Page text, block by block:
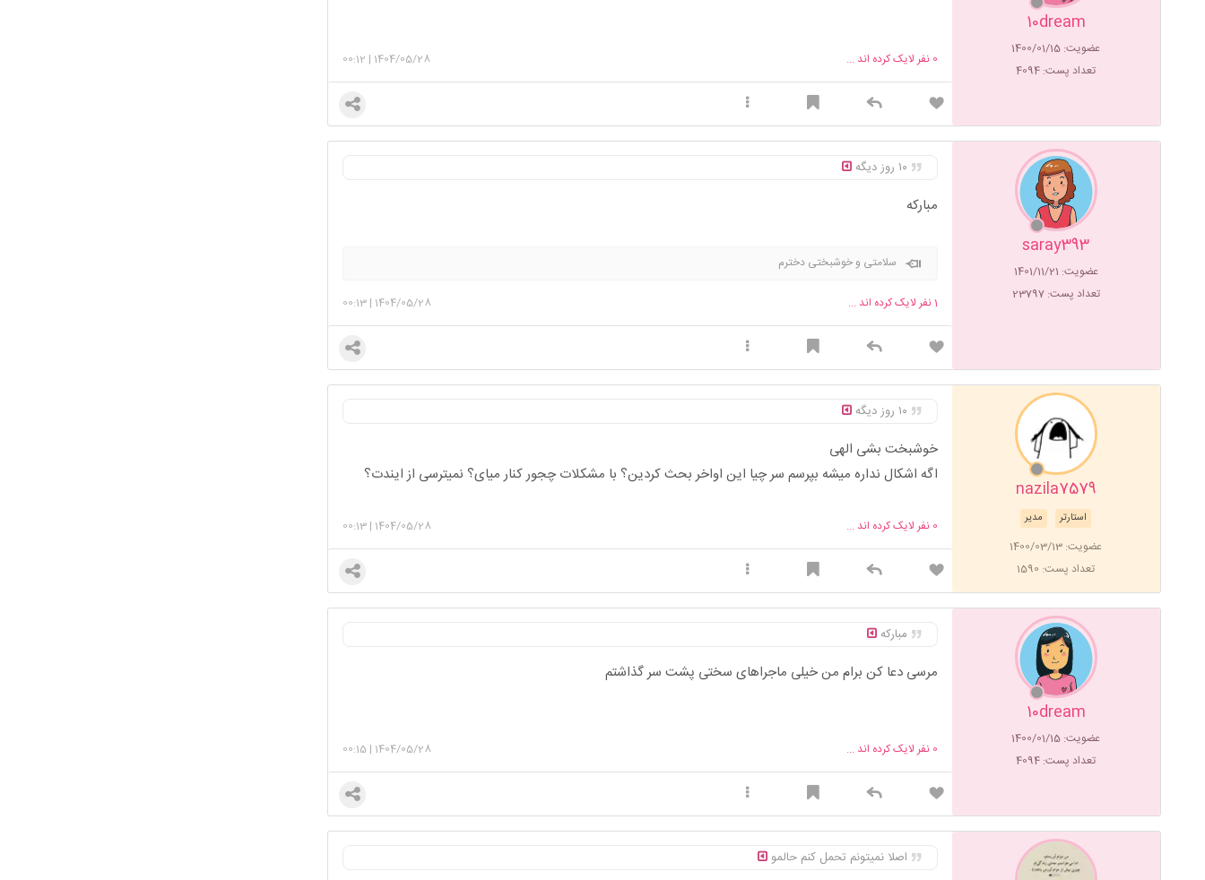
10dream
عضویت: 1400/01/15
تعداد پست: 4094
1404/05/28
|
00:12 0 نفر لایک کرده اند ...
saray393
عضویت: 1401/11/21
تعداد پست: 23797
۱۰ روز دیگه
مبارکه
سلامتی و خوشبختی دخترم
1404/05/28
|
00:13 1نفر لایک کرده اند ...
nazila7579
مدیر استارتر
عضویت: 1400/03/13
تعداد پست: 1590
۱۰ روز دیگه
خوشبخت بشی الهی
اگه اشکال نداره میشه بپرسم سر چیا این اواخر بحث کردین؟ با مشکلات چجور کنار میای؟ نمیترسی از ایندت؟
1404/05/28
|
00:13 0 نفر لایک کرده اند ...
10dream
عضویت: 1400/01/15
تعداد پست: 4094
مبارکه
مرسی دعا کن برام من خیلی ماجراهای سختی پشت سر گذاشتم
1404/05/28
|
00:15 0 نفر لایک کرده اند ...
اصلا نمیتونم تحمل کنم حالمو